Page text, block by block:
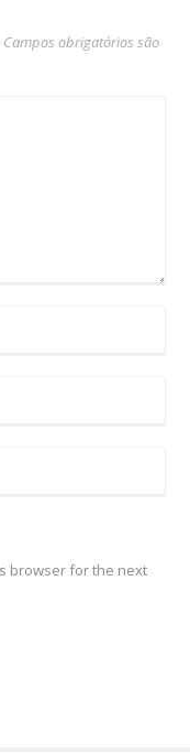
Campos obrigatórios são
browser for the next